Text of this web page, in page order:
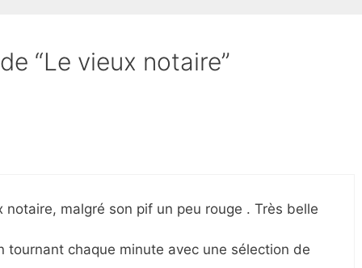
“Le vieux notaire”
malgré son pif un peu rouge . Très belle
tournant chaque minute avec une sélection de